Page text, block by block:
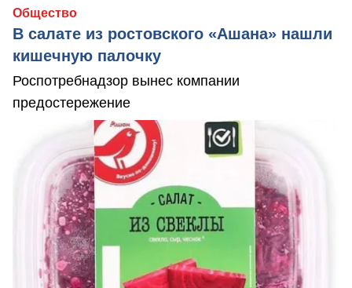
Общество
В салате из ростовского «Ашана» нашли
кишечную палочку
Роспотребнадзор вынес компании
предостережение